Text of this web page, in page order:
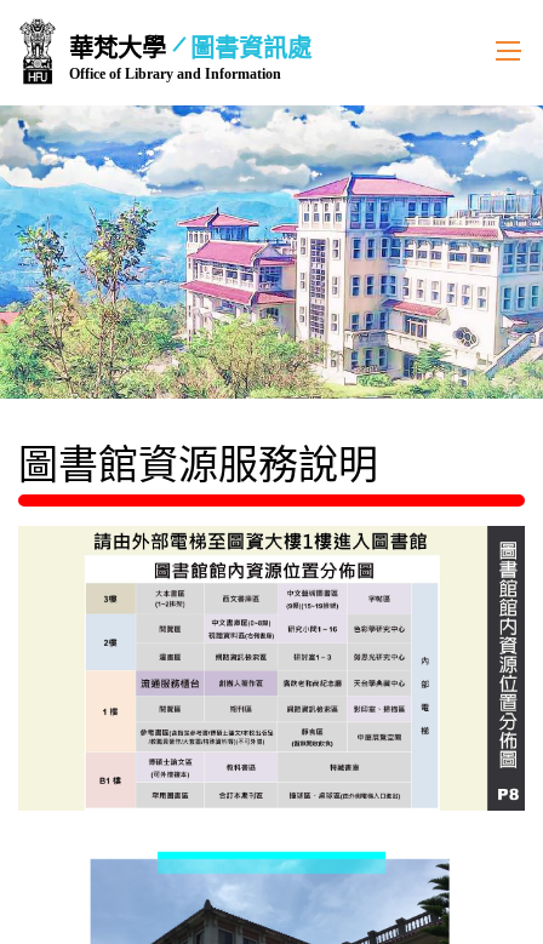
跳
到
主
要
內
容
區
華梵大學 圖書資訊處
Office of Library and Information
圖書館資源服務說明